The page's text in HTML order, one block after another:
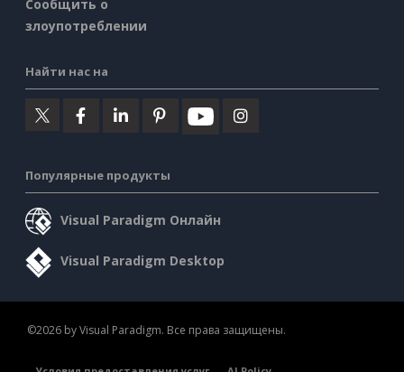
Сообщить о
злоупотреблении
Найти нас на
Популярные продукты
Visual Paradigm Онлайн
Visual Paradigm Desktop
©2026 by Visual Paradigm. Все права защищены.